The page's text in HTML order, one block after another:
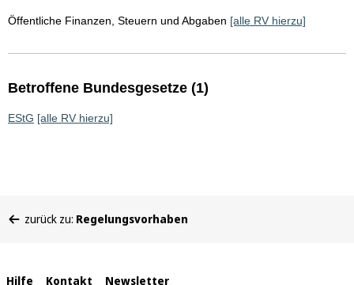
Öffentliche Finanzen, Steuern und Abgaben [alle RV hierzu]
Betroffene Bundesgesetze (1)
EStG [alle RV hierzu]
befinden
zurück zu: Regelungsvorhaben
Hilfe Kontakt Newsletter